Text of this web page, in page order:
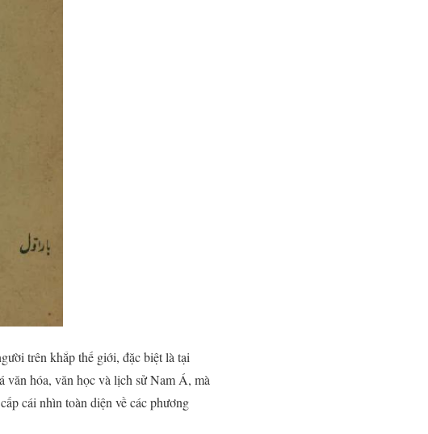
trên khắp thế giới, đặc biệt là tại
hóa, văn học và lịch sử Nam Á, mà
cái nhìn toàn diện về các phương